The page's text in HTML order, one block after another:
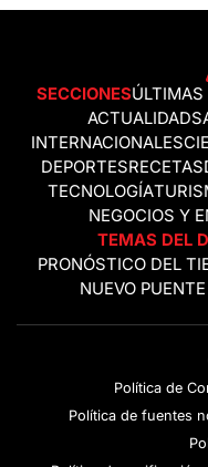
SECCIONES
ACTUALIDAD
INTERNACIONALES
DEPORTESRECETAS
TECNOLOGÍA
NEGOCIOS Y
TEMAS DEL
PRONÓSTICO DEL
NUEVO
Política de
Política de fuentes